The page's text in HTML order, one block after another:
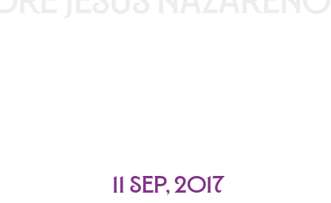
11 Sep, 2017